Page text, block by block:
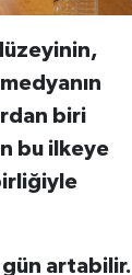
biri
bu ilkeye
gün artabilir.